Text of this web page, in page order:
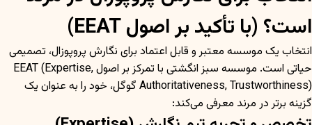
است؟ (با تأکید بر اصول EEAT)
انتخاب یک موسسه معتبر و قابل اعتماد برای نگارش پروپوزال، تصمیمی
حیاتی است. موسسه سبز انگشتی با تمرکز بر اصول EEAT (Expertise,
Authoritativeness, Trustworthiness) گوگل، خود را به عنوان یک
گزینه برتر در مرند معرفی می‌کند: